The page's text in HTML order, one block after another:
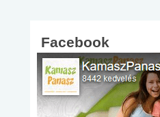
Facebook